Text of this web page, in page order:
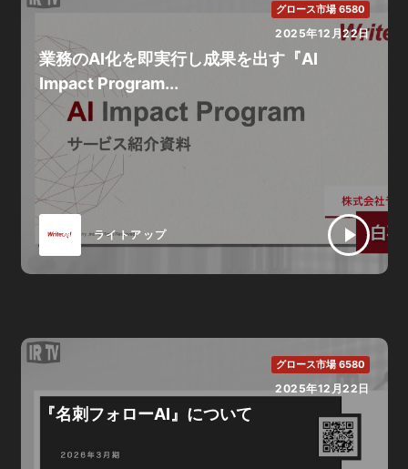
グロース市場 6580
2025年12月22日
ライトアップ
業務のAI化を即実行し成果を出す『AI
Impact Program...
グロース市場 6580
2025年12月22日
『名刺フォローAI』について